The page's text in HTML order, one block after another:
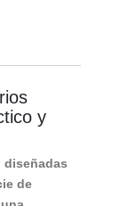
y
diseñadas
de